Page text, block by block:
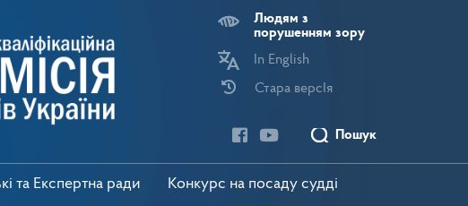
Людям з
порушенням зору
In English
Стара версІя
Пошук
та Експертна ради Конкурс на посаду судді